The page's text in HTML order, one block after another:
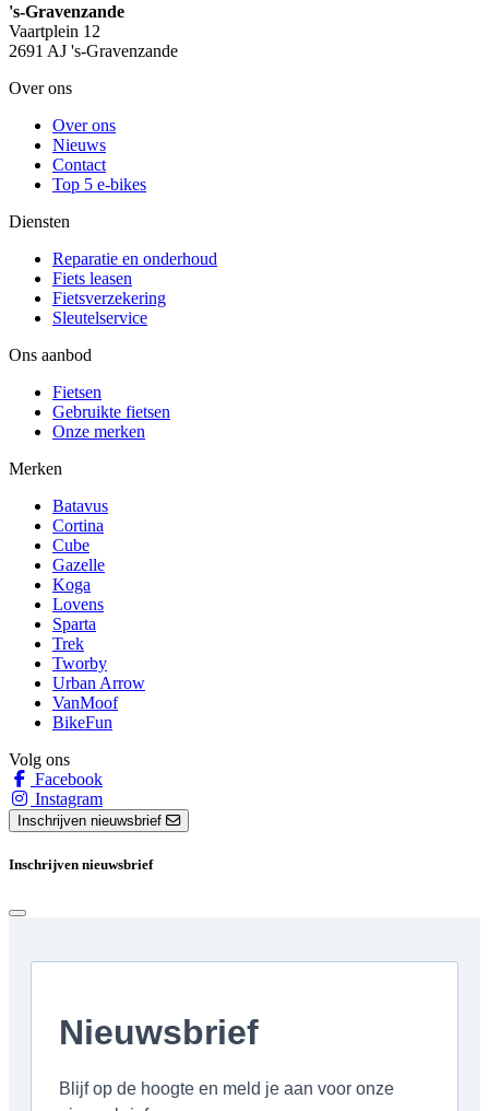
's-Gravenzande
Vaartplein 12
2691 AJ 's-Gravenzande
Over ons
Over ons
Nieuws
Contact
Top 5 e-bikes
Diensten
Reparatie en onderhoud
Fiets leasen
Fietsverzekering
Sleutelservice
Ons aanbod
Fietsen
Gebruikte fietsen
Onze merken
Merken
Batavus
Cortina
Cube
Gazelle
Koga
Lovens
Sparta
Trek
Tworby
Urban Arrow
VanMoof
BikeFun
Volg ons
Facebook
Instagram
Inschrijven nieuwsbrief
Inschrijven nieuwsbrief